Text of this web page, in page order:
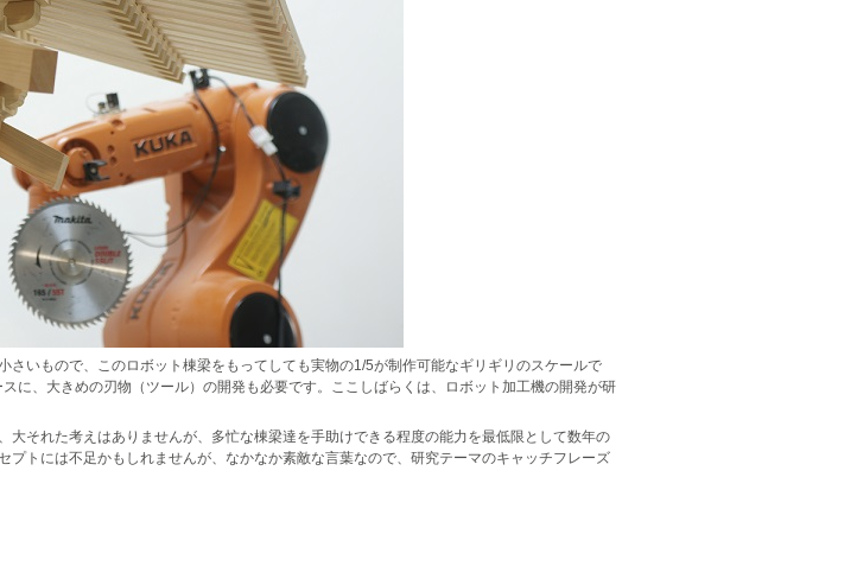
いもので、このロボット棟梁をもってしても実物の1/5が制作可能なギリギリのスケールで
に、大きめの刃物（ツール）の開発も必要です。ここしばらくは、ロボット加工機の開発が研
それた考えはありませんが、多忙な棟梁達を手助けできる程度の能力を最低限として数年の
トには不足かもしれませんが、なかなか素敵な言葉なので、研究テーマのキャッチフレーズ